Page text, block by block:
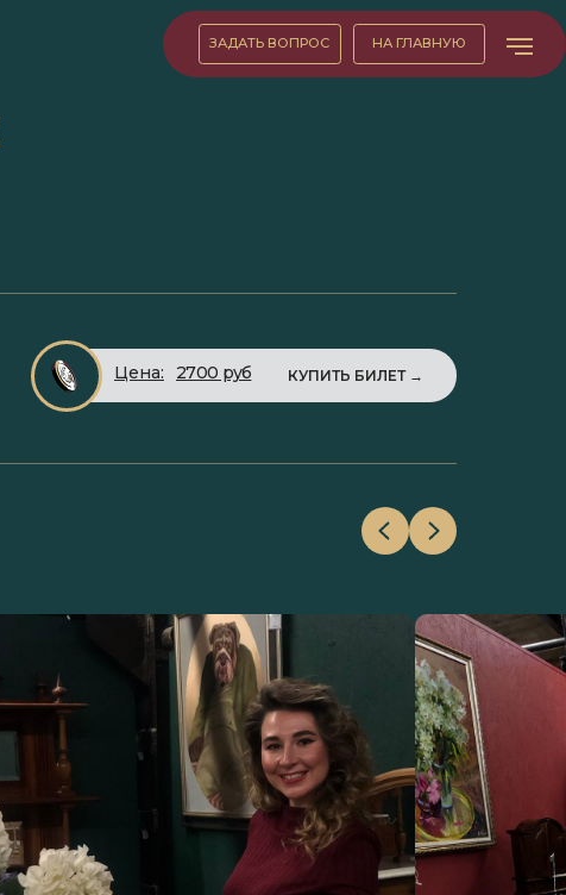
НА ГЛАВНУЮ
ЗАДАТЬ ВОПРОС
Цена: 2700 руб КУПИТЬ БИЛЕТ →